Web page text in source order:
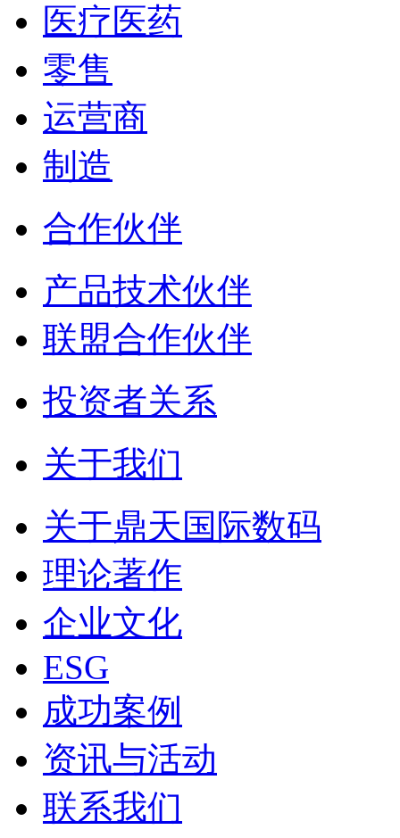
医疗医药
零售
运营商
制造
合作伙伴
产品技术伙伴
联盟合作伙伴
投资者关系
关于我们
关于鼎天国际数码
理论著作
企业文化
ESG
成功案例
资讯与活动
联系我们